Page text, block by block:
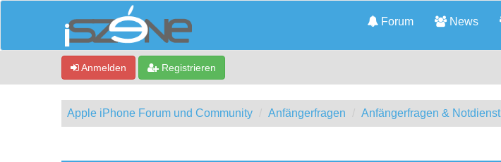
Forum News
Anmelden Registrieren
Apple iPhone Forum und Community Anfängerfragen Anfängerfragen & Notdienst